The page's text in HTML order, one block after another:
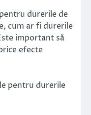
durerile de
cum ar fi durerile
important să
efecte
pentru durerile